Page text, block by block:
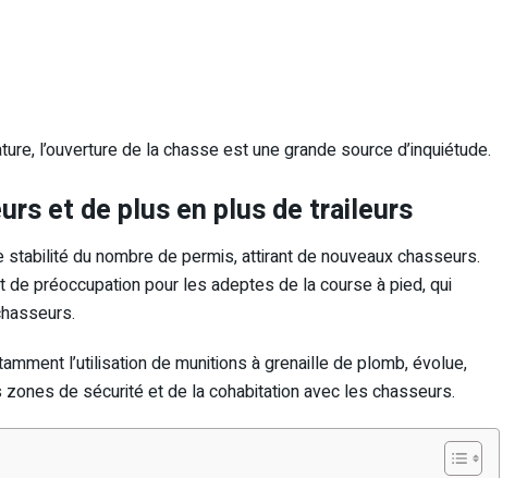
l’ouverture de la chasse est une grande source d’inquiétude.
et de plus en plus de traileurs
du nombre de permis, attirant de nouveaux chasseurs.
préoccupation pour les adeptes de la course à pied, qui
l’utilisation de munitions à grenaille de plomb, évolue,
de sécurité et de la cohabitation avec les chasseurs.